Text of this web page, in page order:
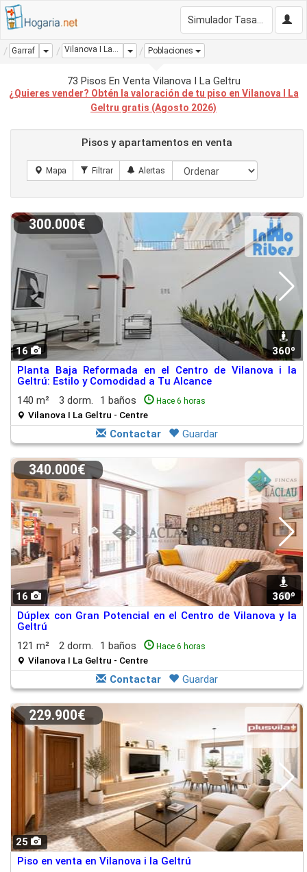
Garraf Dropdown Vilanova I La Geltru Dropdown
Poblaciones
73 Pisos En Venta Vilanova I La Geltru
¿Quieres vender? Obtén la valoración de tu piso en Vilanova I La
Geltru gratis (Agosto 2026)
Pisos y apartamentos en venta
16 360º
300.000€
Planta Baja Reformada en el Centro de Vilanova i la
Geltrú: Estilo y Comodidad a Tu Alcance
140 m²
3 dorm. 1 baños Hace 6 horas
Vilanova I La Geltru - Centre
Contactar Guardar
16 1
360º
340.000€
Dúplex con Gran Potencial en el Centro de Vilanova y la
Geltrú
121 m²
2 dorm. 1 baños Hace 6 horas
Vilanova I La Geltru - Centre
Contactar Guardar
25
229.900€
Piso en venta en Vilanova i la Geltrú